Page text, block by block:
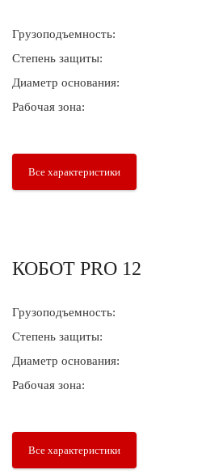
Грузоподъемность:
Степень защиты:
Диаметр основания:
Рабочая зона:
Все характеристики
КОБОТ PRO 12
Грузоподъемность:
Степень защиты:
Диаметр основания:
Рабочая зона:
Все характеристики